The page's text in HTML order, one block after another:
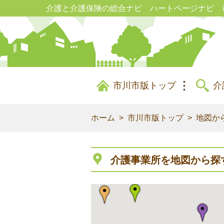
介護と介護保険の総合ナビ ハートページナビ
市川市版トップ 介
ホーム 市川市版トップ 地図か
介護事業所を地図から探